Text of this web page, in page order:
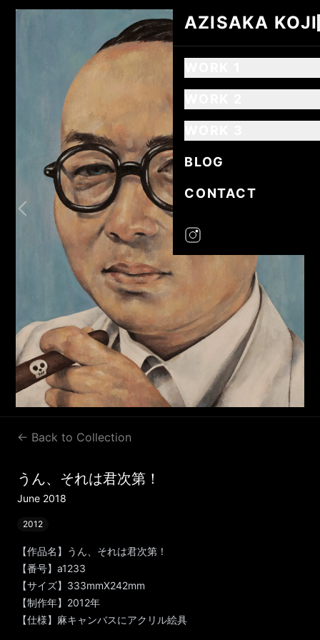
← Back to Collection
うん、それは君次第！
June 2018
2012
【作品名】うん、それは君次第！
【番号】a1233
【サイズ】333mmX242mm
【制作年】2012年
【仕様】麻キャンバスにアクリル絵具
AZISAKA KOJI
AZISAKA KOJI
BLOG
CONTACT